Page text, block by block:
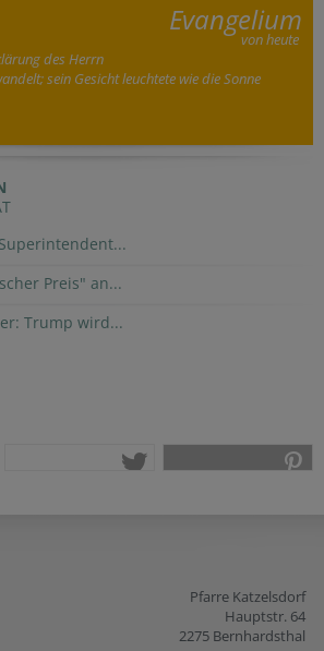
Evangelium
von heute
des Herrn
sein Gesicht leuchtete wie die Sonne
Preis" an...
Trump wird...
Pfarre Katzelsdorf
Hauptstr. 64
2275 Bernhardsthal